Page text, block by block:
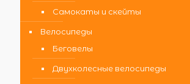
Самокаты и скейты
Велосипеды
Беговелы
Двухколесные велосипеды